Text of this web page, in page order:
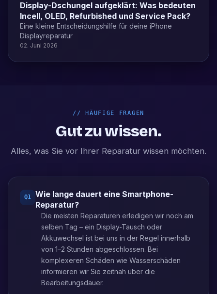
Display-Dschungel aufgeklärt: Was bedeuten
Incell, OLED, Refurbished und Service Pack?
Eine kleine Entscheidungshilfe für deine iPhone
Displayreparatur
02. Juni 2026
// HÄUFIGE FRAGEN
Gut zu wissen.
Alles, was Sie vor Ihrer Reparatur wissen möchten.
Q1
Wie lange dauert eine Smartphone-
Reparatur?
Die meisten Reparaturen erledigen wir noch am
selben Tag – ein Display-Tausch oder
Akkuwechsel ist bei uns in der Regel innerhalb
von 1–2 Stunden abgeschlossen. Bei
komplexeren Schäden wie Wasserschäden
informieren wir Sie zeitnah über die
Bearbeitungsdauer.